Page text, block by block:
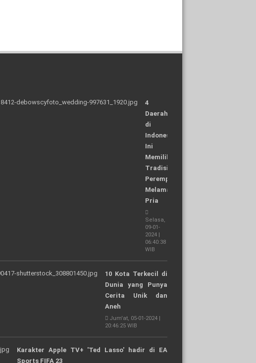
4
Daerah
di
Indonesia
Ini
Memiliki
Tradisi
Perempuan
Melamar
Pria
Selasa,
09-01-
2024 |
06:40:38
WIB
10 Kota Terkecil di
Dunia yang Punya
Cerita Unik dan
Aneh
Jum'at, 05-01-2024 |
20:46:25 WIB
Karakter Apple TV+ 'Ted Lasso' hadir di EA
Sports FIFA 23